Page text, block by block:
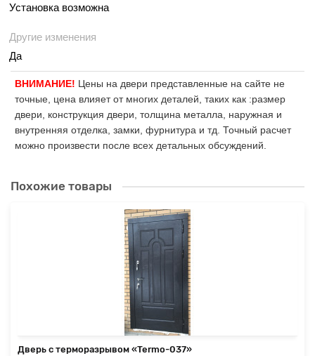
Установка возможна
Другие изменения
Да
ВНИМАНИЕ! Цены на двери представленные на сайте не
точные, цена влияет от многих деталей, таких как :размер
двери, конструкция двери, толщина металла, наружная и
внутренняя отделка, замки, фурнитура и тд. Точный расчет
можно произвести после всех детальных обсуждений.
Похожие товары
Дверь с терморазрывом «Termo-037»